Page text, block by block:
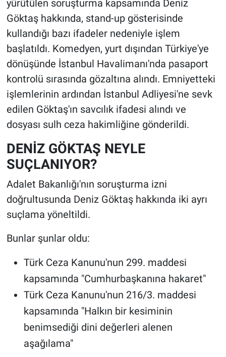
yürütülen soruşturma kapsamında Deniz
Göktaş hakkında, stand-up gösterisinde
kullandığı bazı ifadeler nedeniyle işlem
başlatıldı. Komedyen, yurt dışından Türkiye'ye
dönüşünde İstanbul Havalimanı'nda pasaport
kontrolü sırasında gözaltına alındı. Emniyetteki
işlemlerinin ardından İstanbul Adliyesi'ne sevk
edilen Göktaş'ın savcılık ifadesi alındı ve
dosyası sulh ceza hakimliğine gönderildi.
DENİZ GÖKTAŞ NEYLE
SUÇLANIYOR?
Adalet Bakanlığı'nın soruşturma izni
doğrultusunda Deniz Göktaş hakkında iki ayrı
suçlama yöneltildi.
Bunlar şunlar oldu:
Türk Ceza Kanunu'nun 299. maddesi
kapsamında "Cumhurbaşkanına hakaret"
Türk Ceza Kanunu'nun 216/3. maddesi
kapsamında "Halkın bir kesiminin
benimsediği dini değerleri alenen
aşağılama"